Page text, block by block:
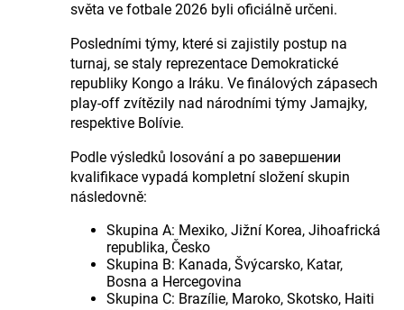
světa ve fotbale 2026 byli oficiálně určeni.
Posledními týmy, které si zajistily postup na
turnaj, se staly reprezentace Demokratické
republiky Kongo a Iráku. Ve finálových zápasech
play-off zvítězily nad národními týmy Jamajky,
respektive Bolívie.
Podle výsledků losování a po завершении
kvalifikace vypadá kompletní složení skupin
následovně:
Skupina A: Mexiko, Jižní Korea, Jihoafrická
republika, Česko
Skupina B: Kanada, Švýcarsko, Katar,
Bosna a Hercegovina
Skupina C: Brazílie, Maroko, Skotsko, Haiti